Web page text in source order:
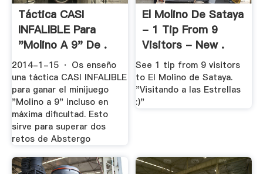
Táctica CASI
INFALIBLE Para
"Molino A 9" De .
2014-1-15 · Os enseño
una táctica CASI INFALIBLE
para ganar el minijuego
"Molino a 9" incluso en
máxima dificultad. Esto
sirve para superar dos
retos de Abstergo
El Molino De Sataya
- 1 Tip From 9
Visitors - New .
See 1 tip from 9 visitors
to El Molino de Sataya.
"Visitando a las Estrellas
:)"